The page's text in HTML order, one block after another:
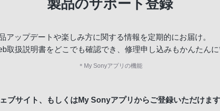
製品のサポート登録
アップデートや楽しみ方に関する情報を定期的にお届け。
取扱説明書をどこでも確認でき、修理申し込みもかんたん
＊ My Sonyアプリの機能
ブサイト、もしくは My Sonyアプリからご登録いただけま